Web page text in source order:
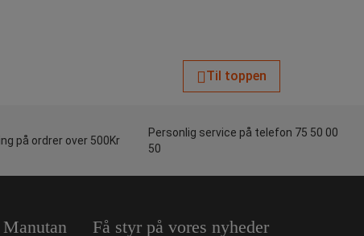
Til toppen
på ordrer over 500Kr
Personlig service på telefon 75 50 00
50
Få styr på vores nyheder